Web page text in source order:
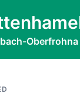
Oberfrohna